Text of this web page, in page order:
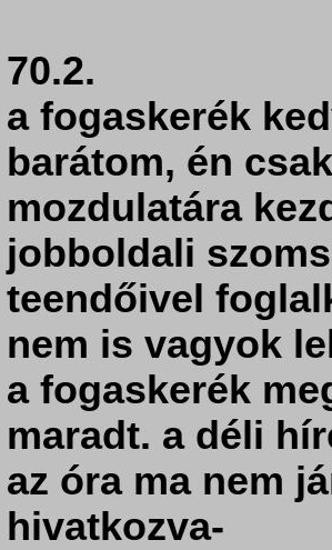
70.2.
a fogaskerék
barátom, én
mozdulatára
jobboldali
teendőivel
nem is vagyok
a fogaskerék
maradt. a déli
az óra ma nem
hivatkozva-